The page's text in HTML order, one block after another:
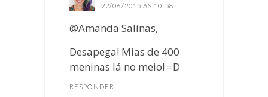
22/06/2015 ÀS 10:58
@Amanda Salinas,
Desapega! Mias de 400
meninas lá no meio! =D
RESPONDER